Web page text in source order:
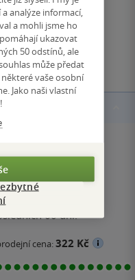
60 dní.
cena:322 Kč
analýze informací,
a mohli jsme ho
ukazovat
50 odstínů, ale
může předat
vaše osobní
Jako naši vlastní